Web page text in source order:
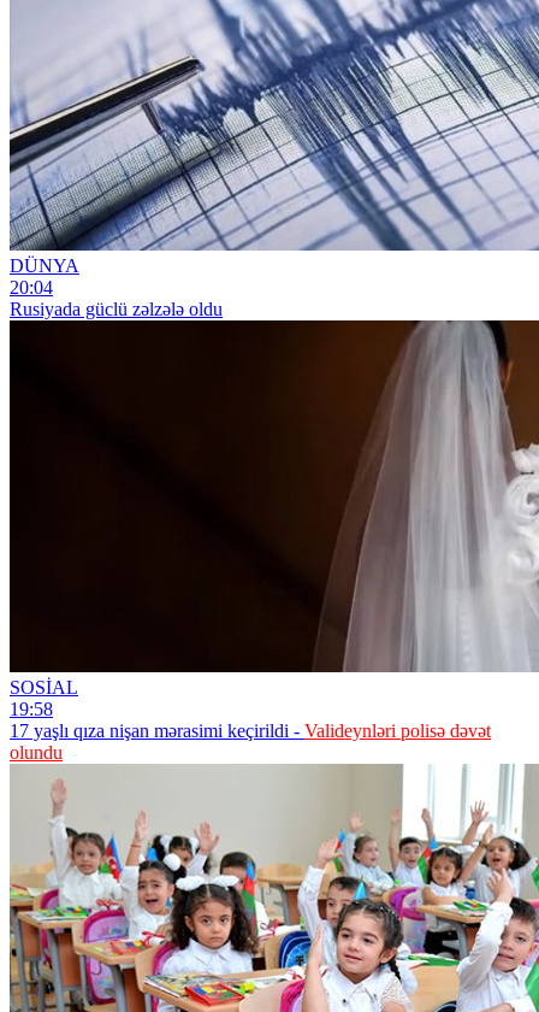
DÜNYA
20:04
Rusiyada güclü zəlzələ oldu
SOSİAL
19:58
17 yaşlı qıza nişan mərasimi keçirildi - Valideynləri polisə dəvət
olundu